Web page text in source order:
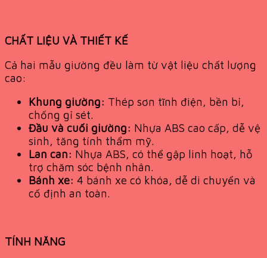
CHẤT LIỆU VÀ THIẾT KẾ
Cả hai mẫu giường đều làm từ vật liệu chất lượng
cao:
Khung giường: Thép sơn tĩnh điện, bền bỉ,
chống gỉ sét.
Đầu và cuối giường: Nhựa ABS cao cấp, dễ vệ
sinh, tăng tính thẩm mỹ.
Lan can: Nhựa ABS, có thể gập linh hoạt, hỗ
trợ chăm sóc bệnh nhân.
Bánh xe: 4 bánh xe có khóa, dễ di chuyển và
cố định an toàn.
TÍNH NĂNG